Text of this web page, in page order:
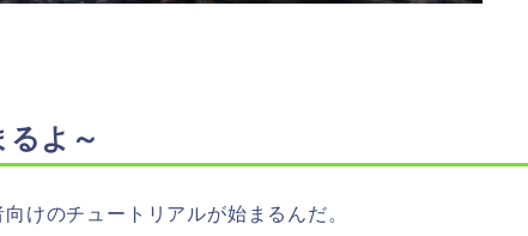
よ～
けのチュートリアルが始まるんだ。